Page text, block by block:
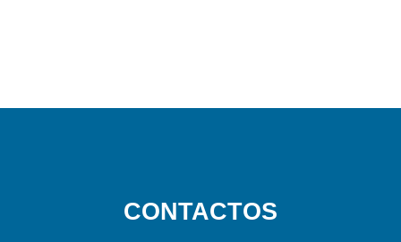
CONTACTOS